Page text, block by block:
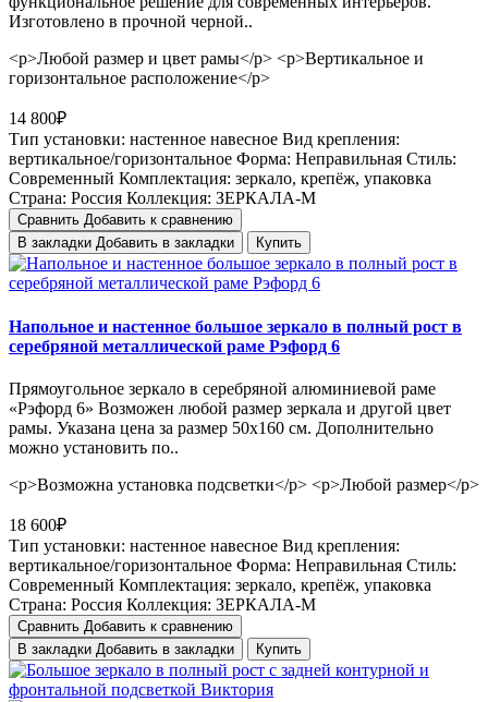
Изготовлено в прочной черной..
<p>Любой размер и цвет рамы</p> <p>Вертикальное и
горизонтальное расположение</p>
14 800₽
Тип установки: настенное навесное Вид крепления:
вертикальное/горизонтальное Форма: Неправильная Стиль:
Cовременный Комплектация: зеркало, крепёж, упаковка
Страна: Россия Коллекция: ЗЕРКАЛА-М
Сравнить Добавить к сравнению
В закладки Добавить в закладки Купить
Напольное и настенное большое зеркало в полный рост в
серебряной металлической раме Рэфорд 6
Прямоугольное зеркало в серебряной алюминиевой раме
«Рэфорд 6» Возможен любой размер зеркала и другой цвет
рамы. Указана цена за размер 50х160 см. Дополнительно
можно установить по..
<p>Возможна установка подсветки</p> <p>Любой размер</p>
18 600₽
Тип установки: настенное навесное Вид крепления:
вертикальное/горизонтальное Форма: Неправильная Стиль:
Cовременный Комплектация: зеркало, крепёж, упаковка
Страна: Россия Коллекция: ЗЕРКАЛА-М
Сравнить Добавить к сравнению
В закладки Добавить в закладки Купить